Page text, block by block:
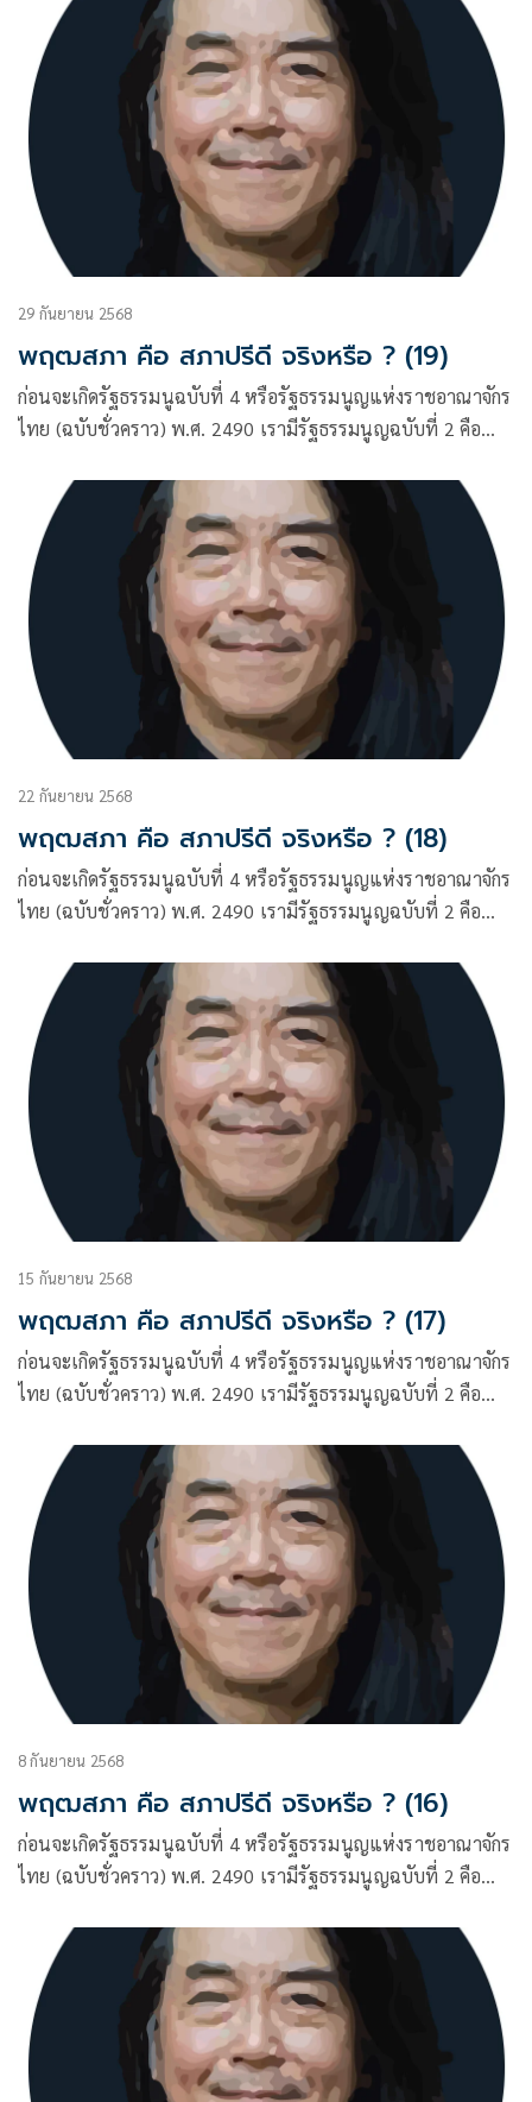
29 กันยายน 2568
พฤฒสภา คือ สภาปรีดี จริงหรือ ? (19)
ก่อนจะเกิดรัฐธรรมนูฉบับที่ 4 หรือรัฐธรรมนูญแห่งราชอาณาจักร
ไทย (ฉบับชั่วคราว) พ.ศ. 2490 เรามีรัฐธรรมนูญฉบับที่ 2 คือ
พฤษภาคม พ.ศ. 2489 ผู้เขียนได้ชี้ให้เห็นแล้วว่า รัฐธรรมนูญ
ฉบับที่ 2
22 กันยายน 2568
พฤฒสภา คือ สภาปรีดี จริงหรือ ? (18)
ก่อนจะเกิดรัฐธรรมนูฉบับที่ 4 หรือรัฐธรรมนูญแห่งราชอาณาจักร
ไทย (ฉบับชั่วคราว) พ.ศ. 2490 เรามีรัฐธรรมนูญฉบับที่ 2 คือ
15 กันยายน 2568
พฤฒสภา คือ สภาปรีดี จริงหรือ ? (17)
ก่อนจะเกิดรัฐธรรมนูฉบับที่ 4 หรือรัฐธรรมนูญแห่งราชอาณาจักร
ไทย (ฉบับชั่วคราว) พ.ศ. 2490 เรามีรัฐธรรมนูญฉบับที่ 2 คือ
8 กันยายน 2568
พฤฒสภา คือ สภาปรีดี จริงหรือ ? (16)
ก่อนจะเกิดรัฐธรรมนูฉบับที่ 4 หรือรัฐธรรมนูญแห่งราชอาณาจักร
ไทย (ฉบับชั่วคราว) พ.ศ. 2490 เรามีรัฐธรรมนูญฉบับที่ 2 คือ